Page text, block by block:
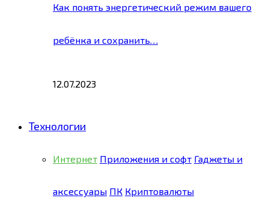
Как понять энергетический режим вашего
ребёнка и сохранить…
12.07.2023
Технологии
Интернет Приложения и софт Гаджеты и
аксессуары ПК Криптовалюты